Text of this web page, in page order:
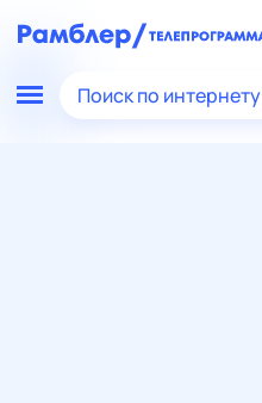
Поиск по интернету